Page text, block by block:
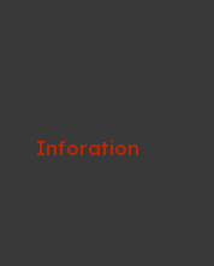
Inforation